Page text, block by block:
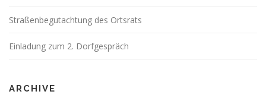
Straßenbegutachtung des Ortsrats
Einladung zum 2. Dorfgespräch
ARCHIVE